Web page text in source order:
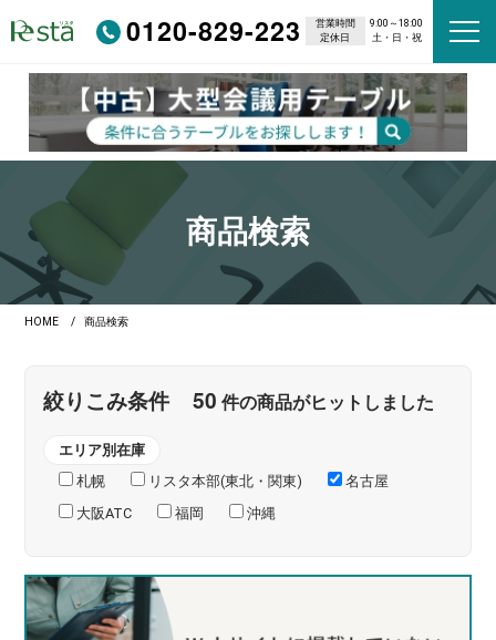
0120-829-223 営業時間
9:00～18:00
定休日
土・日・祝
商品検索
HOME 商品検索
絞りこみ条件 50 件の商品がヒットしました
エリア別在庫
札幌
リスタ本部(東北・関東)
名古屋
大阪ATC
福岡 沖縄